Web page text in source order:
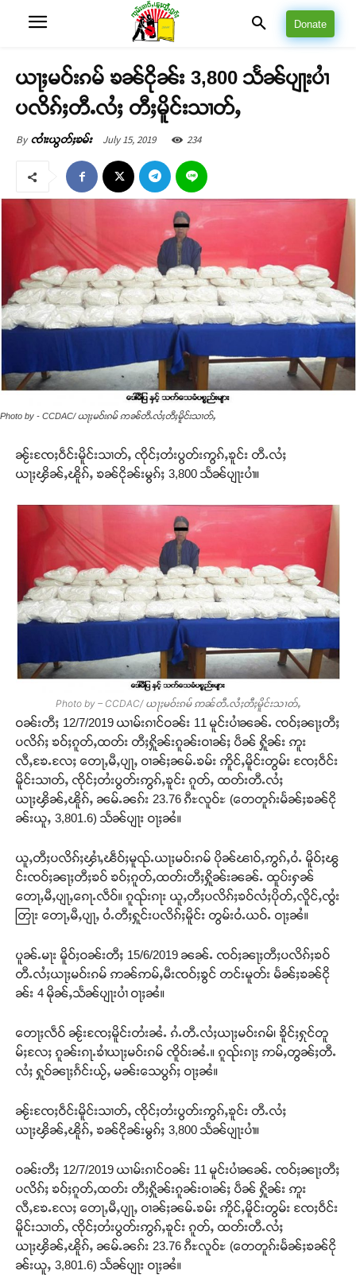
Donate
ယႃႈမဝ်းၵမ် ၶၼ်ငိုၼ်း 3,800 သႅၼ်ပျႃးပၢႆ
ပလိၵ်ႈတီႉလႆႈ တီႈမိူင်းသၢတ်ႇ
By ၸၢႆးယွတ်ႈၶမ်း July 15, 2019 234
Photo by - CCDAC/ ယႃႈမဝ်းၵမ် ဢၼ်တီႉလႆႈတီႈမိူင်းသၢတ်ႇ
ၼႂ်းၸႄႈဝဵင်းမိူင်းသၢတ်ႇ ၸိုင်ႈတႆးပွတ်းဢွၵ်ႇၶူင်း တီႉလႆႈ
ယႃႈၾိၼ်ႇၽိူၵ်ႇ ၶၼ်ငိုၼ်းမွၵ်ႈ 3,800 သႅၼ်ပျႃးပၢႆ။
Photo by – CCDAC/ ယႃႈမဝ်းၵမ် ဢၼ်တီႉလႆႈတီႈမိူင်းသၢတ်ႇ
ဝၼ်းတီႈ 12/7/2019 ယၢမ်းၵၢင်ဝၼ်း 11 မူင်းပၢႆၼၼ်ႉ ၸဝ်ႈၼႃႈတီႈ
ပလိၵ်ႈ ၶဝ်ႈၵူတ်ႇထတ်း တီႈႁိူၼ်းၵူၼ်းဝၢၼ်ႈ ပဵၼ် ႁိူၼ်း ဢူး
လီႇၶႄႉလႄႈ တေႃႇမီႇပျႃႇ ဝၢၼ်ႈၼမ်ႉၶမ်း ဢိူင်ႇမိူင်းတွမ်း ၸႄႈဝဵင်း
မိူင်းသၢတ်ႇ ၸိုင်ႈတႆးပွတ်းဢွၵ်ႇၶူင်း ၵူတ်ႇ ထတ်းတီႉလႆႈ
ယႃႈၾိၼ်ႇၽိူၵ်ႇ ၼမ်ႉၼၵ်း 23.76 ၵီႊလူဝ်ႊ (တေတူၵ်းမႅၼ်ႈၶၼ်ငို
ၼ်းယူႇ 3,801.6) သႅၼ်ပျႃး ဝႃႈၼႆ။
ယူႇတီႈပလိၵ်ႈၾၢႆႇၽဵဝ်ႈမူၺ်ႉယႃႈမဝ်းၵမ် ပိုၼ်ၽၢဝ်ႇဢွၵ်ႇဝႆႉ မိူဝ်ႈၽွ
င်းၸဝ်ႈၼႃႈတီႈၶဝ် ၶဝ်ႈၵူတ်ႇထတ်းတီႈႁိူၼ်းၼၼ်ႉ ထူပ်းႁၼ်
တေႃႇမီႇပျႃႇၵေႃႉလဵဝ်။ ၵူၺ်းၵႃး ယူႇတီႈပလိၵ်ႈၶဝ်လႆႈပိုတ်ႇလိူင်ႇၸွႆး
တြႃး တေႃႇမီႇပျႃႇ ဝႆႉတီႈႁူင်းပလိၵ်ႈမိူင်း တွမ်းဝႆႉယဝ်ႉ ဝႃႈၼႆ။
ပူၼ်ႉမႃး မိူဝ်ႈဝၼ်းတီႈ 15/6/2019 ၼၼ်ႉ ၸဝ်ႈၼႃႈတီႈပလိၵ်ႈၶဝ်
တီႉလႆႈယႃႈမဝ်းၵမ် ဢၼ်ဢမ်ႇမီးၸဝ်ႈၶွင် တင်းမူတ်း မႅၼ်ႈၶၼ်ငို
ၼ်း 4 မိုၼ်ႇသႅၼ်ပျႃးပၢႆ ဝႃႈၼႆ။
တေႃႈလဵဝ် ၼႂ်းၸႄႈမိူင်းတႆးၼႆႉ ၵႆႉတီႉလႆႈယႃႈမဝ်းၵမ်၊ ၶိူင်ႈႁုင်တူ
မ်ႈလႄႈ ၵူၼ်းၵႃႉၶၢႆယႃႈမဝ်းၵမ် ၸိူဝ်းၼႆႉ။ ၵူၺ်းၵႃႈ ဢမ်ႇတွၼ်ႈတီႉ
လႆႈ ႁူဝ်ၼႃႈၵႅင်းယႂ်ႇ မၼ်းသေပွၵ်ႈ ဝႃႈၼႆ။
ၼႂ်းၸႄႈဝဵင်းမိူင်းသၢတ်ႇ ၸိုင်ႈတႆးပွတ်းဢွၵ်ႇၶူင်း တီႉလႆႈ
ယႃႈၾိၼ်ႇၽိူၵ်ႇ ၶၼ်ငိုၼ်းမွၵ်ႈ 3,800 သႅၼ်ပျႃးပၢႆ။
ဝၼ်းတီႈ 12/7/2019 ယၢမ်းၵၢင်ဝၼ်း 11 မူင်းပၢႆၼၼ်ႉ ၸဝ်ႈၼႃႈတီႈ
ပလိၵ်ႈ ၶဝ်ႈၵူတ်ႇထတ်း တီႈႁိူၼ်းၵူၼ်းဝၢၼ်ႈ ပဵၼ် ႁိူၼ်း ဢူး
လီႇၶႄႉလႄႈ တေႃႇမီႇပျႃႇ ဝၢၼ်ႈၼမ်ႉၶမ်း ဢိူင်ႇမိူင်းတွမ်း ၸႄႈဝဵင်း
မိူင်းသၢတ်ႇ ၸိုင်ႈတႆးပွတ်းဢွၵ်ႇၶူင်း ၵူတ်ႇ ထတ်းတီႉလႆႈ
ယႃႈၾိၼ်ႇၽိူၵ်ႇ ၼမ်ႉၼၵ်း 23.76 ၵီႊလူဝ်ႊ (တေတူၵ်းမႅၼ်ႈၶၼ်ငို
ၼ်းယူႇ 3,801.6) သႅၼ်ပျႃး ဝႃႈၼႆ။